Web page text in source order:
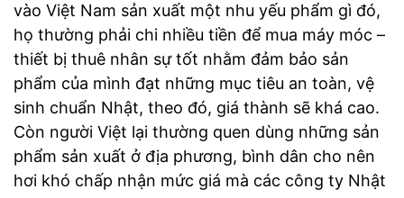
vào Việt Nam sản xuất một nhu yếu phẩm gì đó,
họ thường phải chi nhiều tiền để mua máy móc –
thiết bị thuê nhân sự tốt nhằm đảm bảo sản
phẩm của mình đạt những mục tiêu an toàn, vệ
sinh chuẩn Nhật, theo đó, giá thành sẽ khá cao.
Còn người Việt lại thường quen dùng những sản
phẩm sản xuất ở địa phương, bình dân cho nên
hơi khó chấp nhận mức giá mà các công ty Nhật